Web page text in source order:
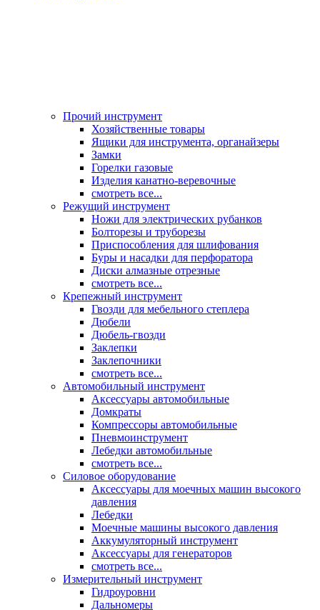
Прочий инструмент
Хозяйственные товары
Ящики для инструмента, органайзеры
Замки
Горелки газовые
Изделия канатно-веревочные
смотреть все...
Режущий инструмент
Ножи для электрических рубанков
Болторезы и труборезы
Приспособления для шлифования
Буры и насадки для перфоратора
Диски алмазные отрезные
смотреть все...
Крепежный инструмент
Гвозди для мебельного степлера
Дюбели
Дюбель-гвозди
Заклепки
Заклепочники
смотреть все...
Автомобильный инструмент
Аксессуары автомобильные
Домкраты
Компрессоры автомобильные
Пневмоинструмент
Лебедки автомобильные
смотреть все...
Силовое оборудование
Аксессуары для моечных машин высокого
давления
Лебедки
Моечные машины высокого давления
Аккумуляторный инструмент
Аксессуары для генераторов
смотреть все...
Измерительный инструмент
Гидроуровни
Дальномеры